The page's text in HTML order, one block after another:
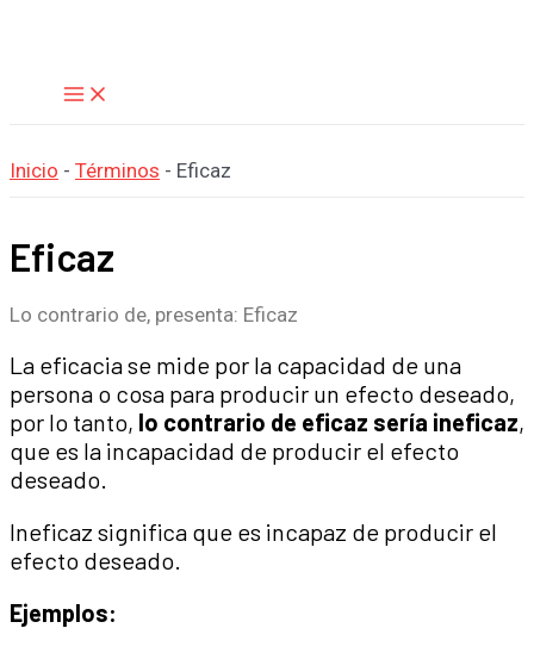
Inicio - Términos - Eficaz
Eficaz
Lo contrario de, presenta: Eficaz
La eficacia se mide por la capacidad de una
persona o cosa para producir un efecto deseado,
por lo tanto, lo contrario de eficaz sería ineficaz,
que es la incapacidad de producir el efecto
deseado.
Ineficaz significa que es incapaz de producir el
efecto deseado.
Ejemplos: